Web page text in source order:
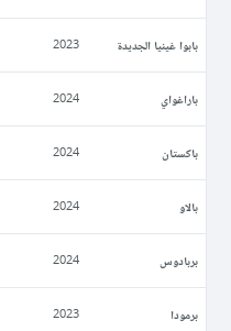
بابوا غينيا الجديدة 2023
باراغواي 2024
باكستان 2024
بالاو 2024
بربادوس 2024
برمودا 2023